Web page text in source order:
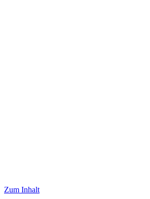
Zum Inhalt